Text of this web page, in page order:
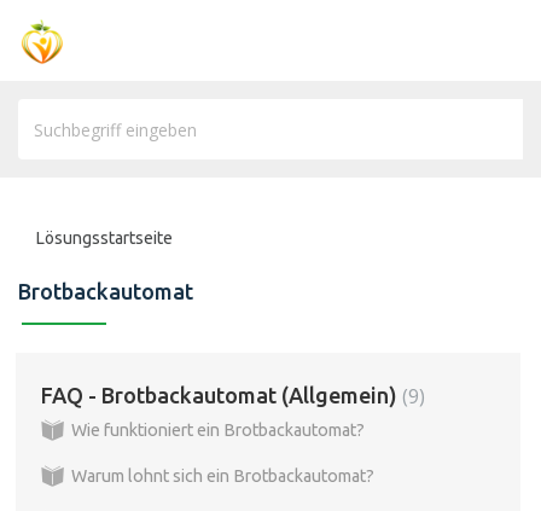
Lösungsstartseite
Brotbackautomat
FAQ - Brotbackautomat (Allgemein) 9
Wie funktioniert ein Brotbackautomat?
Warum lohnt sich ein Brotbackautomat?